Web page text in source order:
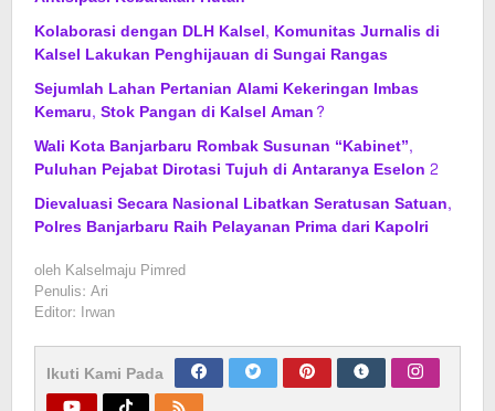
Kolaborasi dengan DLH Kalsel, Komunitas Jurnalis di
Kalsel Lakukan Penghijauan di Sungai Rangas
Sejumlah Lahan Pertanian Alami Kekeringan Imbas
Kemaru, Stok Pangan di Kalsel Aman?
Wali Kota Banjarbaru Rombak Susunan “Kabinet”,
Puluhan Pejabat Dirotasi Tujuh di Antaranya Eselon 2
Dievaluasi Secara Nasional Libatkan Seratusan Satuan,
Polres Banjarbaru Raih Pelayanan Prima dari Kapolri
oleh Kalselmaju Pimred
Penulis: Ari
Editor: Irwan
Ikuti Kami Pada